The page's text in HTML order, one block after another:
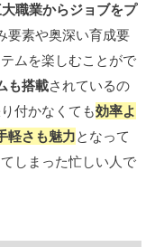
職業からジョブをプ
要素や奥深い育成要
ムを楽しむことがで
も搭載されているの
付かなくても効率よ
軽さも魅力となって
しまった忙しい人で